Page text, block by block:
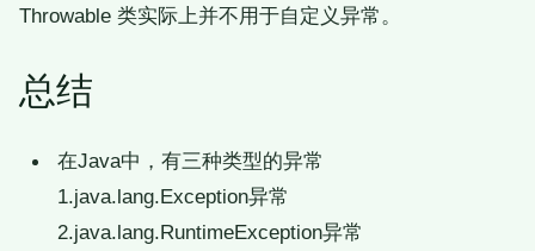
Throwable 类实际上并不用于自定义异常。
总结
在Java中，有三种类型的异常
1.java.lang.Exception异常
2.java.lang.RuntimeException异常